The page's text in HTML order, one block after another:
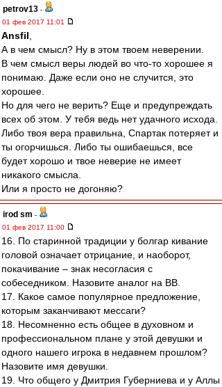
petrov13 -
01 фев 2017 11:01
Ansfil
А в чем смысл? Ну в этом твоем неверении.
В чем смысл веры людей во что-то хорошее я
понимаю. Даже если оно не случится, это
хорошее.
Но для чего не верить? Еще и предупреждать
всех об этом. У тебя ведь нет удачного исхода.
Либо твоя вера правильна, Спартак потеряет и
ты огорчишься. Либо ты ошибаешься, все
будет хорошо и твое неверие не имеет
никакого смысла.
Или я просто не догоняю?
irod sm -
01 фев 2017 11:00
16. По старинной традиции у болгар кивание
головой означает отрицание, и наоборот,
покачивание – знак несогласия с
собеседником. Назовите аналог на ВВ.
17. Какое самое популярное предложение,
которым заканчивают мессаги?
18. Несомненно есть общее в духовном и
профессиональном плане у этой девушки и
одного нашего игрока в недавнем прошлом?
Назовите имя девушки.
19. Что общего у Дмитрия Губерниева и у Аллы